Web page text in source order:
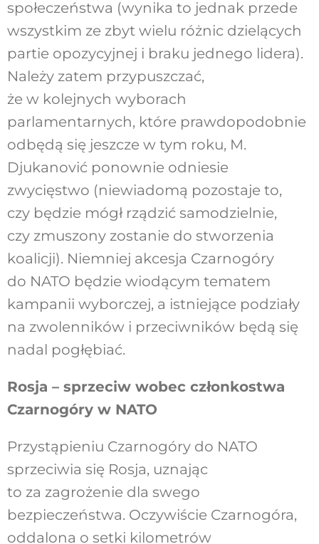
społeczeństwa (wynika to jednak przede
wszystkim ze zbyt wielu różnic dzielących
partie opozycyjnej i braku jednego lidera).
Należy zatem przypuszczać,
że w kolejnych wyborach
parlamentarnych, które prawdopodobnie
odbędą się jeszcze w tym roku, M.
Djukanović ponownie odniesie
zwycięstwo (niewiadomą pozostaje to,
czy będzie mógł rządzić samodzielnie,
czy zmuszony zostanie do stworzenia
koalicji). Niemniej akcesja Czarnogóry
do NATO będzie wiodącym tematem
kampanii wyborczej, a istniejące podziały
na zwolenników i przeciwników będą się
nadal pogłębiać.
Rosja – sprzeciw wobec członkostwa
Czarnogóry w NATO
Przystąpieniu Czarnogóry do NATO
sprzeciwia się Rosja, uznając
to za zagrożenie dla swego
bezpieczeństwa. Oczywiście Czarnogóra,
oddalona o setki kilometrów